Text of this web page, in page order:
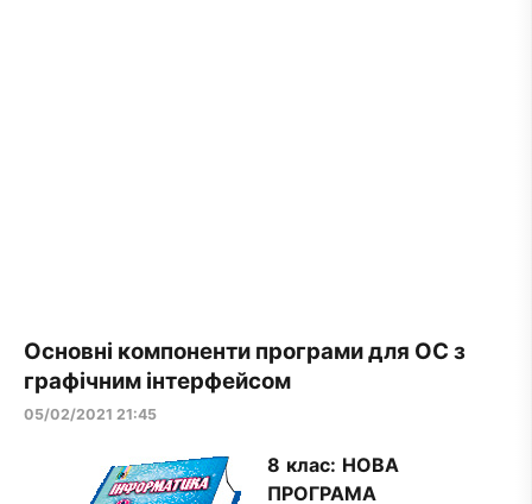
Основні компоненти програми для ОС з
графічним інтерфейсом
05/02/2021 21:45
8 клас: НОВА
ПРОГРАМА